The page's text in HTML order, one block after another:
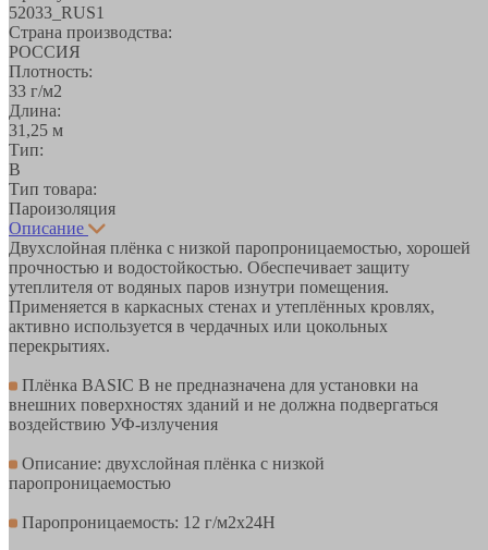
52033_RUS1
Страна производства:
РОССИЯ
Плотность:
33 г/м2
Длина:
31,25 м
Тип:
B
Тип товара:
Пароизоляция
Описание
Двухслойная плёнка с низкой паропроницаемостью, хорошей
прочностью и водостойкостью. Обеспечивает защиту
утеплителя от водяных паров изнутри помещения.
Применяется в каркасных стенах и утеплённых кровлях,
активно используется в чердачных или цокольных
перекрытиях.
Плёнка BASIC B не предназначена для установки на
внешних поверхностях зданий и не должна подвергаться
воздействию УФ-излучения
Описание: двухслойная плёнка с низкой
паропроницаемостью
Паропроницаемость: 12 г/м2х24Н